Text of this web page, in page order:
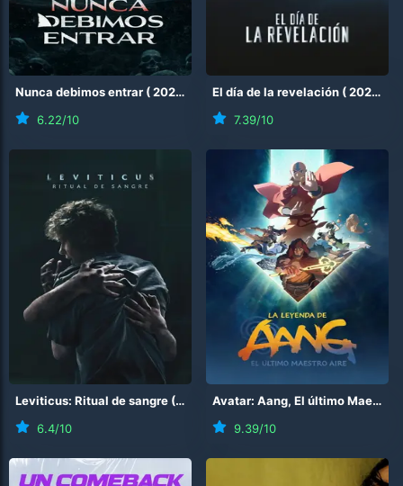
Nunca debimos entrar (2026 )
6.22/10
El día de la revelación (2026 )
7.39/10
Leviticus: Ritual de sangre ( 2026
)
6.4/10
Avatar: Aang, El último Maestro Aire
9.39/10